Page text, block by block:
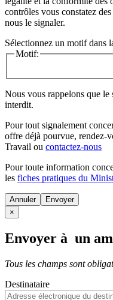
contrôles vous constatez
nous le signaler.
Sélectionnez un motif dans
Motif:
Nous vous rappelons que le
interdit.
Pour tout signalement
offre déjà pourvue, rendez-
Travail ou contactez-nous
Pour toute information
les fiches pratiques du
Annuler
×
Envoyer à un
Tous les champs sont
Destinataire